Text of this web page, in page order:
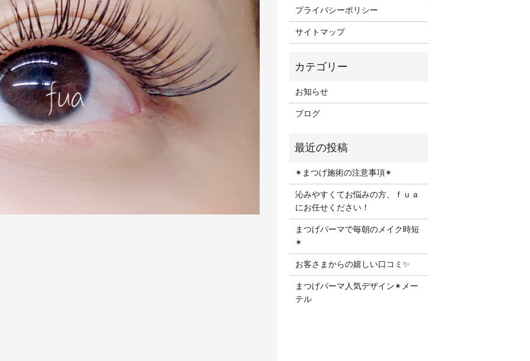
プライバシーポリシー
サイトマップ
お知らせ
ブログ
✴︎まつげ施術の注意事項✴︎
沁みやすくてお悩みの方、ｆｕａ
にお任せください！
まつげパーマで毎朝のメイク時短
✴︎
お客さまからの嬉しい口コミ✨
まつげパーマ人気デザイン✴︎メー
テル